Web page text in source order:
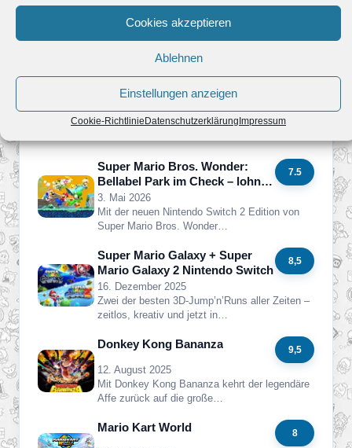
Cookies akzeptieren
Ablehnen
Einstellungen anzeigen
Cookie-RichtlinieDatenschutzerklärungImpressum
Neueste Reviews
Yoshi and the Mysterious Book
im Review – Entdecken statt
21. Juni 2026
Yoshi erlebt ein neues Abenteuer auf der
Super Mario Bros. Wonder:
Bellabel Park im Check – lohnt
sich das Upgrade-Pack?
7.5
3. Mai 2026
Mit der neuen Nintendo Switch 2 Edition von
Super Mario Bros. Wonder…
Super Mario Galaxy + Super
Mario Galaxy 2 Nintendo Switch
8,5
16. Dezember 2025
Zwei der besten 3D-Jump’n’Runs aller Zeiten –
zeitlos, kreativ und jetzt in…
Donkey Kong Bananza 9,5
12. August 2025
Mit Donkey Kong Bananza kehrt der legendäre
Affe zurück auf die große…
Mario Kart World 8